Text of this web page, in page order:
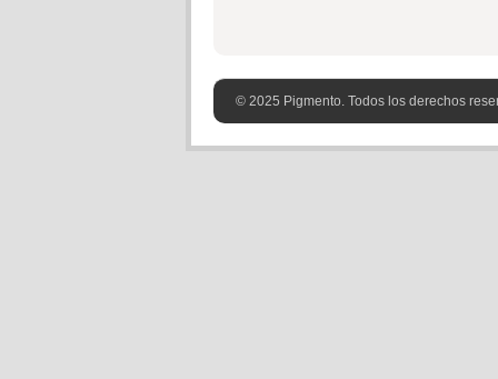
© 2025 Pigmento. Todos los derechos